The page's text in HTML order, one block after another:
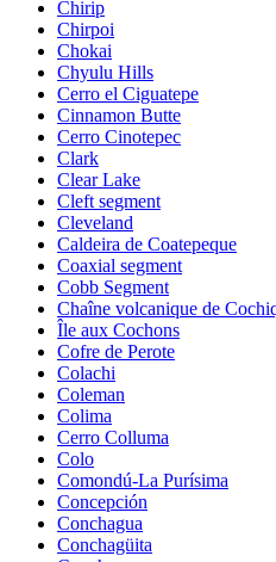
Chirip
Chirpoi
Chokai
Chyulu Hills
Cerro el Ciguatepe
Cinnamon Butte
Cerro Cinotepec
Clark
Clear Lake
Cleft segment
Cleveland
Caldeira de Coatepeque
Coaxial segment
Cobb Segment
Chaîne volcanique de
Île aux Cochons
Cofre de Perote
Colachi
Coleman
Colima
Cerro Colluma
Colo
Comondú-La Purísima
Concepción
Conchagua
Conchagüita